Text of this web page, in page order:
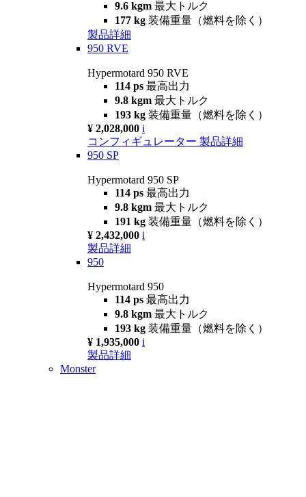
9.6 kgm 最大トルク
177 kg 装備重量（燃料を除く）
製品詳細
950 RVE
Hypermotard 950 RVE
114 ps 最高出力
9.8 kgm 最大トルク
193 kg 装備重量（燃料を除く）
¥ 2,028,000 i
コンフィギュレーター 製品詳細
950 SP
Hypermotard 950 SP
114 ps 最高出力
9.8 kgm 最大トルク
191 kg 装備重量（燃料を除く）
¥ 2,432,000 i
製品詳細
950
Hypermotard 950
114 ps 最高出力
9.8 kgm 最大トルク
193 kg 装備重量（燃料を除く）
¥ 1,935,000 i
製品詳細
Monster